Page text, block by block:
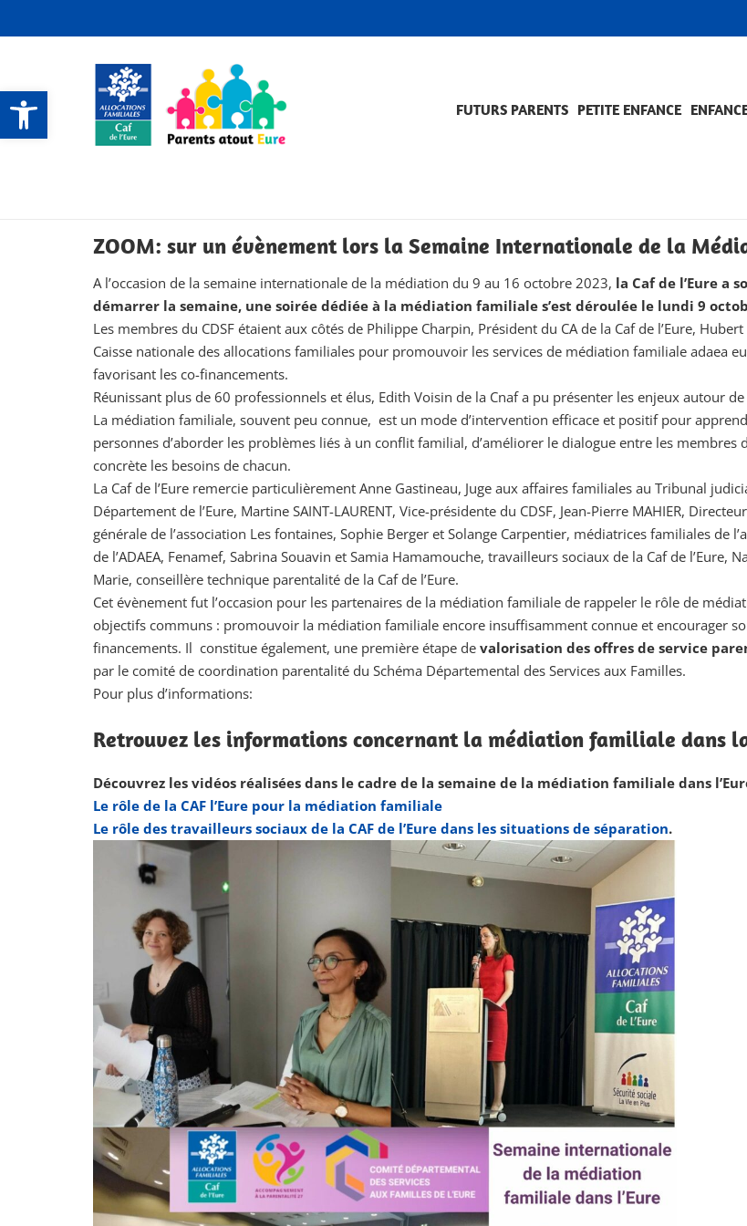
Ouvrir la barre d’outils FUTURS PARENTS PETITE ENFANCE
ZOOM: sur un évènement lors la Semaine Internationale de la
A l’occasion de la semaine internationale de la médiation du 9 au 16 octobre 2023, la Caf de l’Eure a
démarrer la semaine, une soirée dédiée à la médiation familiale s’est déroulée le lundi 9
Les membres du CDSF étaient aux côtés de Philippe Charpin, Président du CA de la Caf de l’Eure,
Caisse nationale des allocations familiales pour promouvoir les services de médiation familiale adaea
favorisant les co-financements.
Réunissant plus de 60 professionnels et élus, Edith Voisin de la Cnaf a pu présenter les enjeux autour
La médiation familiale, souvent peu connue, est un mode d’intervention efficace et positif pour
personnes d’aborder les problèmes liés à un conflit familial, d’améliorer le dialogue entre les
concrète les besoins de chacun.
La Caf de l’Eure remercie particulièrement Anne Gastineau, Juge aux affaires familiales au Tribunal
Département de l’Eure, Martine SAINT-LAURENT, Vice-présidente du CDSF, Jean-Pierre MAHIER,
générale de l’association Les fontaines, Sophie Berger et Solange Carpentier, médiatrices familiales de
de l’ADAEA, Fenamef, Sabrina Souavin et Samia Hamamouche, travailleurs sociaux de la Caf de l’Eure,
Marie, conseillère technique parentalité de la Caf de l’Eure.
Cet évènement fut l’occasion pour les partenaires de la médiation familiale de rappeler le rôle de
objectifs communs : promouvoir la médiation familiale encore insuffisamment connue et encourager
financements. Il constitue également, une première étape de valorisation des offres de service
par le comité de coordination parentalité du Schéma Départemental des Services aux Familles.
Pour plus d’informations:
Retrouvez les informations concernant la médiation familiale dans
Découvrez les vidéos réalisées dans le cadre de la semaine de la médiation familiale dans
Le rôle de la CAF l’Eure pour la médiation familiale
Le rôle des travailleurs sociaux de la CAF de l’Eure dans les situations de séparation.